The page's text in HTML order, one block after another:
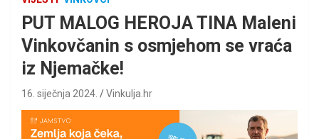
PUT MALOG HEROJA TINA Maleni
Vinkovčanin s osmjehom se vraća
iz Njemačke!
16. siječnja 2024. Vinkulja.hr